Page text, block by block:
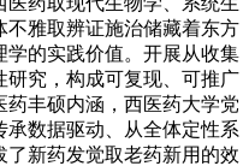
雅取辨证施治储藏着东方
的实践价值。开展从收集
究，构成可复现、可推广
丰硕内涵，西医药大学党
数据驱动、从全体定性系
新药发觉取老药新用的效